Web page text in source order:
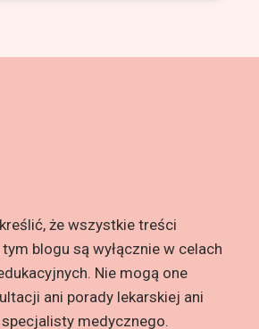
że wszystkie treści
blogu są wyłącznie w celach
Nie mogą one
ani porady lekarskiej ani
medycznego.